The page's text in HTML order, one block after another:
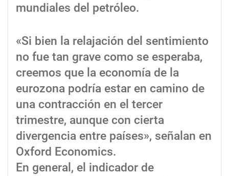
mundiales del petróleo.
«Si bien la relajación del sentimiento
no fue tan grave como se esperaba,
creemos que la economía de la
eurozona podría estar en camino de
una contracción en el tercer
trimestre, aunque con cierta
divergencia entre países», señalan en
Oxford Economics.
En general, el indicador de